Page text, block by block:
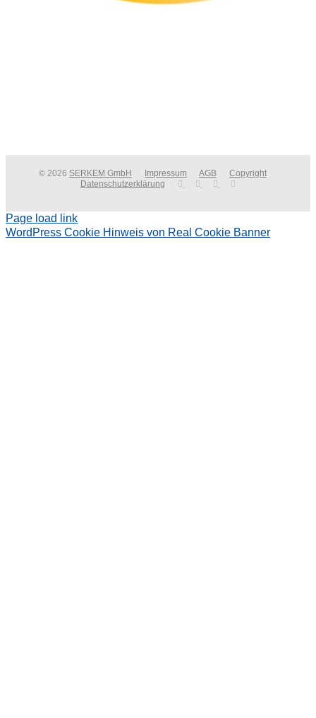
© 2026 SERKEM GmbH Impressum AGB
Copyright
Datenschutzerklärung
Page load link
WordPress Cookie Hinweis von Real Cookie Banner